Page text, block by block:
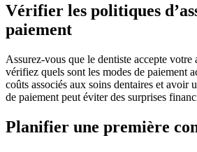
Vérifier les politiques
paiement
Assurez-vous que le dentiste accepte votre
vérifiez quels sont les modes de paiement
coûts associés aux soins dentaires et avoir
de paiement peut éviter des surprises
Planifier une première